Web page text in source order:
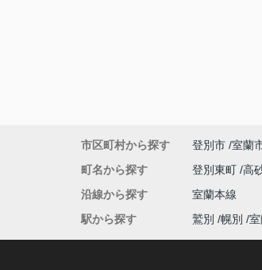
市区町村から探す 登別市 室蘭
町名から探す
登別東町 高
沿線から探す
室蘭本線
駅から探す
鷲別 幌別